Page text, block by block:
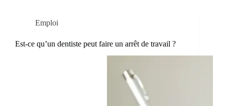
Emploi
Est-ce qu’un dentiste peut faire un arrêt de travail ?